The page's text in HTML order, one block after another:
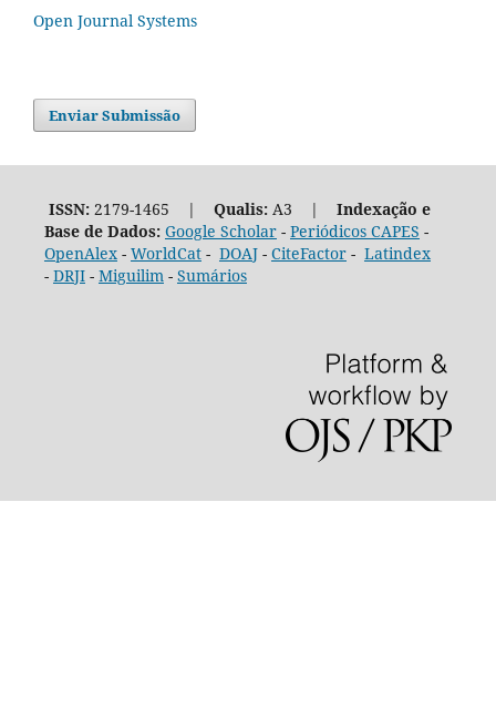
Open Journal Systems
Enviar Submissão
ISSN:2179-1465 | Qualis:A3 | Indexação e
Base de Dados: Google Scholar- Periódicos CAPES -
OpenAlex- WorldCat- DOAJ- CiteFactor- Latindex
- DRJI- Miguilim- Sumários